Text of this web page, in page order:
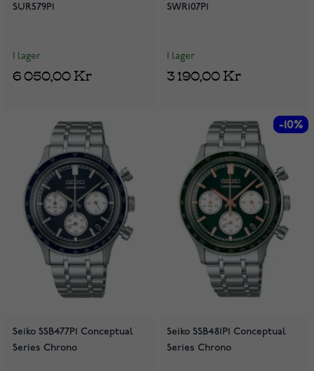
SUR579P1
I lager
6 050,00 Kr
SWR107P1
I lager
3 190,00 Kr
Seiko SSB477P1 Conceptual
Series Chrono
-10%
-10%
Seiko SSB481P1 Conceptual
Series Chrono